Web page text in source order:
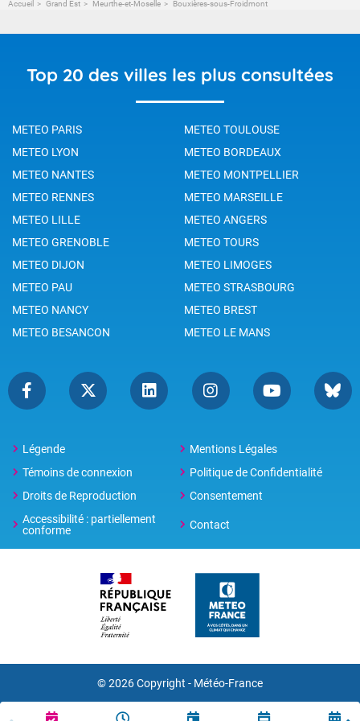
Accueil Grand Est Meurthe-et-Moselle Bouxières-sous-Froidmont
Top 20 des villes les plus consultées
METEO PARIS
METEO TOULOUSE
METEO LYON
METEO BORDEAUX
METEO NANTES
METEO MONTPELLIER
METEO RENNES
METEO MARSEILLE
METEO LILLE
METEO ANGERS
METEO GRENOBLE
METEO TOURS
METEO DIJON
METEO LIMOGES
METEO PAU
METEO STRASBOURG
METEO NANCY
METEO BREST
METEO BESANCON
METEO LE MANS
Légende
Mentions Légales
Témoins de connexion
Politique de Confidentialité
Droits de Reproduction
Consentement
Accessibilité : partiellement
conforme
Contact
© 2026 Copyright - Météo-France